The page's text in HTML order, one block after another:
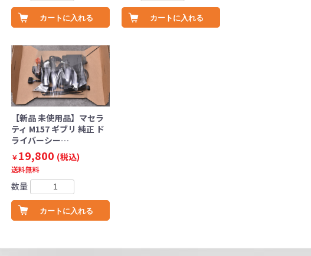
カートに入れる カートに入れる
【新品 未使用品】マセラ
ティ M157 ギブリ 純正 ド
ライバーシー…
￥19,800 (税込)
送料無料
数量
カートに入れる